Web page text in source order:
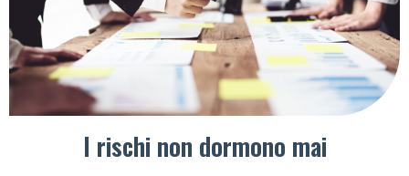
I rischi non dormono mai